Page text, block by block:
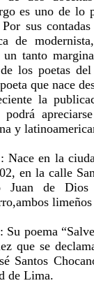
es uno de lo
Por sus
de
un tanto
los poetas
que nace
la
podrá
y
Nace en la
en la calle
Juan de Dios
Su poema
que se
Santos
de Lima.